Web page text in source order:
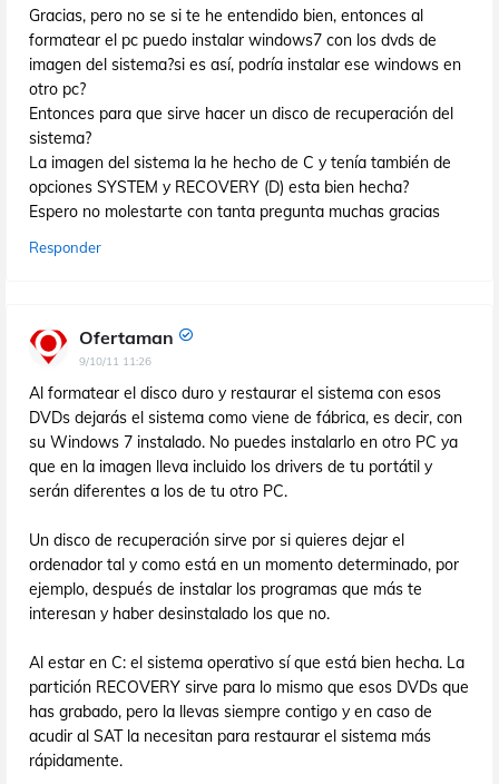
Gracias, pero no se si te he entendido bien, entonces al
formatear el pc puedo instalar windows7 con los dvds de
imagen del sistema?si es así, podría instalar ese windows en
otro pc?
Entonces para que sirve hacer un disco de recuperación del
sistema?
La imagen del sistema la he hecho de C y tenía también de
opciones SYSTEM y RECOVERY (D) esta bien hecha?
Espero no molestarte con tanta pregunta muchas gracias
Responder
Ofertaman
9/10/11 11:26
Al formatear el disco duro y restaurar el sistema con esos
DVDs dejarás el sistema como viene de fábrica, es decir, con
su Windows 7 instalado. No puedes instalarlo en otro PC ya
que en la imagen lleva incluido los drivers de tu portátil y
serán diferentes a los de tu otro PC.
Un disco de recuperación sirve por si quieres dejar el
ordenador tal y como está en un momento determinado, por
ejemplo, después de instalar los programas que más te
interesan y haber desinstalado los que no.
Al estar en C: el sistema operativo sí que está bien hecha. La
partición RECOVERY sirve para lo mismo que esos DVDs que
has grabado, pero la llevas siempre contigo y en caso de
acudir al SAT la necesitan para restaurar el sistema más
rápidamente.